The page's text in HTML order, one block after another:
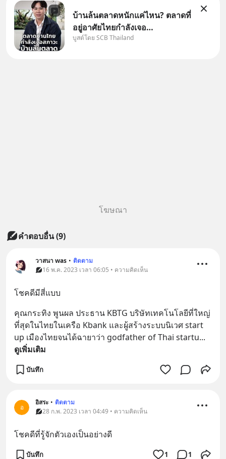
บ้านล้นตลาดหนักแค่ไหน? ตลาดที่
อยู่อาศัยไทยกำลังเจอ
Oversupply หนักกว่าที่คิด และ
บูสต์โดย SCB Thailand
โฆษณา
คำตอบอื่น(9)
วาสนา was • ติดตาม
16 พ.ค. 2023 เวลา 06:05 • ความคิดเห็น
โชคดีมีสี่แบบ
คุณกระทิง พูนผล ประธาน KBTG บริษัทเทคโนโลยีที่ใหญ่
ที่สุดในไทยในเครือ Kbank และผู้สร้างระบบนิเวศ start
up เมืองไทยจนได้ฉายาว่า godfather of Thai startu...
ดูเพิ่มเติม
บันทึก
อ
อิสระ • ติดตาม
28 ก.พ. 2023 เวลา 04:49 • ความคิดเห็น
โชคดีที่รู้จักตัวเองเป็นอย่างดี
บันทึก 1 1